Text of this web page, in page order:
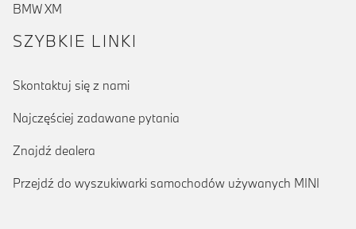
BMW XM
SZYBKIE LINKI
Skontaktuj się z nami
Najczęściej zadawane pytania
Znajdź dealera
Przejdź do wyszukiwarki samochodów używanych MINI